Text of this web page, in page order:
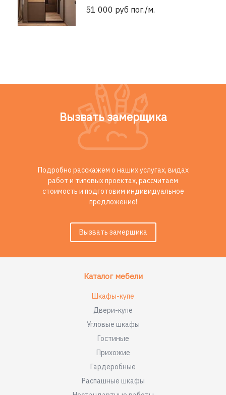
51 000 руб пог./м.
Вызвать замерщика
Подробно расскажем о наших услугах, видах
работ и типовых проектах, рассчитаем
стоимость и подготовим индивидуальное
предложение!
Вызвать замерщика
Каталог мебели
Шкафы-купе
Двери-купе
Угловые шкафы
Гостиные
Прихожие
Гардеробные
Распашные шкафы